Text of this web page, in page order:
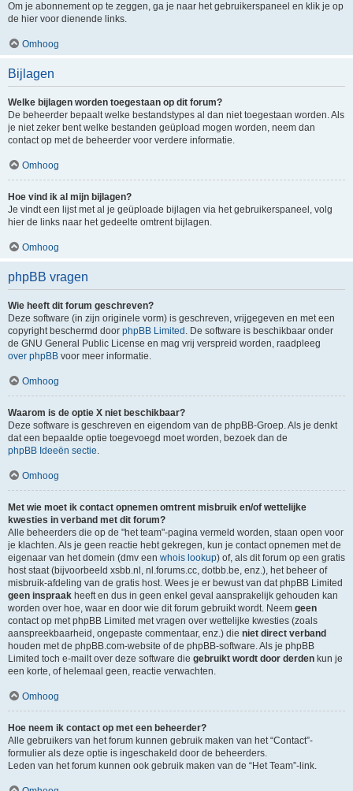
Om je abonnement op te zeggen, ga je naar het gebruikerspaneel en klik je op
de hier voor dienende links.
Omhoog
Bijlagen
Welke bijlagen worden toegestaan op dit forum?
De beheerder bepaalt welke bestandstypes al dan niet toegestaan worden. Als
je niet zeker bent welke bestanden geüpload mogen worden, neem dan
contact op met de beheerder voor verdere informatie.
Omhoog
Hoe vind ik al mijn bijlagen?
Je vindt een lijst met al je geüploade bijlagen via het gebruikerspaneel, volg
hier de links naar het gedeelte omtrent bijlagen.
Omhoog
phpBB vragen
Wie heeft dit forum geschreven?
Deze software (in zijn originele vorm) is geschreven, vrijgegeven en met een
copyright beschermd door phpBB Limited . De software is beschikbaar onder
de GNU General Public License en mag vrij verspreid worden, raadpleeg
over phpBB voor meer informatie.
Omhoog
Waarom is de optie X niet beschikbaar?
Deze software is geschreven en eigendom van de phpBB-Groep. Als je denkt
dat een bepaalde optie toegevoegd moet worden, bezoek dan de
phpBB Ideeën sectie.
Omhoog
Met wie moet ik contact opnemen omtrent misbruik en/of wettelijke
kwesties in verband met dit forum?
Alle beheerders die op de "het team"-pagina vermeld worden, staan open voor
je klachten. Als je geen reactie hebt gekregen, kun je contact opnemen met de
eigenaar van het domein (dmv een whois lookup) of, als dit forum op een gratis
host staat (bijvoorbeeld xsbb.nl, nl.forums.cc, dotbb.be, enz.), het beheer of
misbruik-afdeling van de gratis host. Wees je er bewust van dat phpBB Limited
geen inspraak heeft en dus in geen enkel geval aansprakelijk gehouden kan
worden over hoe, waar en door wie dit forum gebruikt wordt. Neem geen
contact op met phpBB Limited met vragen over wettelijke kwesties (zoals
aanspreekbaarheid, ongepaste commentaar, enz.) die niet direct verband
houden met de phpBB.com-website of de phpBB-software. Als je phpBB
Limited toch e-mailt over deze software die gebruikt wordt door derden kun je
een korte, of helemaal geen, reactie verwachten.
Omhoog
Hoe neem ik contact op met een beheerder?
Alle gebruikers van het forum kunnen gebruik maken van het “Contact”-
formulier als deze optie is ingeschakeld door de beheerders.
Leden van het forum kunnen ook gebruik maken van de “Het Team”-link.